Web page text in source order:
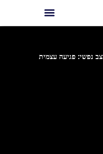
נפשי: פגיעה עצמית